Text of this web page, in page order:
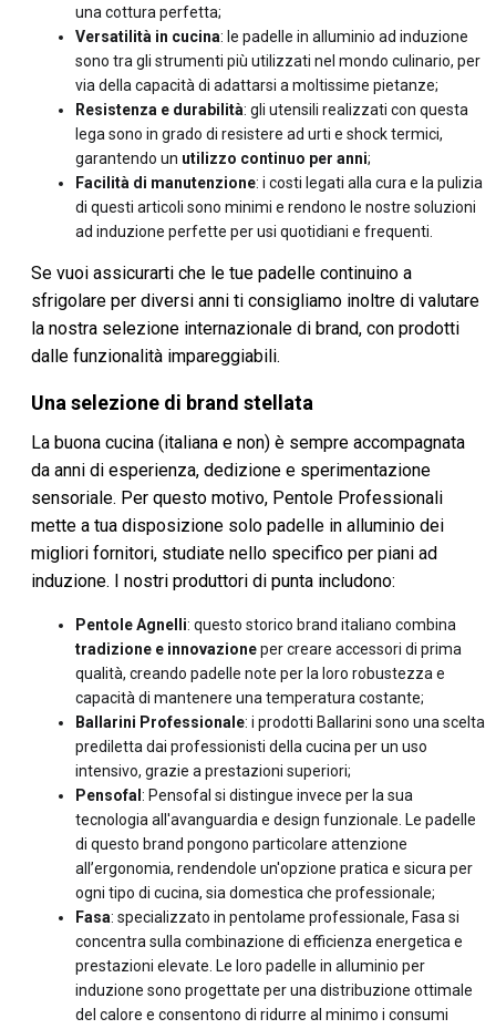
una cottura perfetta;
Versatilità in cucina: le padelle in alluminio ad induzione
sono tra gli strumenti più utilizzati nel mondo culinario, per
via della capacità di adattarsi a moltissime pietanze;
Resistenza e durabilità: gli utensili realizzati con questa
lega sono in grado di resistere ad urti e shock termici,
garantendo un utilizzo continuo per anni;
Facilità di manutenzione: i costi legati alla cura e la pulizia
di questi articoli sono minimi e rendono le nostre soluzioni
ad induzione perfette per usi quotidiani e frequenti.
Se vuoi assicurarti che le tue padelle continuino a
sfrigolare per diversi anni ti consigliamo inoltre di valutare
la nostra selezione internazionale di brand, con prodotti
dalle funzionalità impareggiabili.
Una selezione di brand stellata
La buona cucina (italiana e non) è sempre accompagnata
da anni di esperienza, dedizione e sperimentazione
sensoriale. Per questo motivo, Pentole Professionali
mette a tua disposizione solo padelle in alluminio dei
migliori fornitori, studiate nello specifico per piani ad
induzione. I nostri produttori di punta includono:
Pentole Agnelli: questo storico brand italiano combina
tradizione e innovazioneper creare accessori di prima
qualità, creando padelle note per la loro robustezza e
capacità di mantenere una temperatura costante;
Ballarini Professionale: i prodotti Ballarini sono una scelta
prediletta dai professionisti della cucina per un uso
intensivo, grazie a prestazioni superiori;
Pensofal : Pensofal si distingue invece per la sua
tecnologia all'avanguardia e design funzionale. Le padelle
di questo brand pongono particolare attenzione
all’ergonomia, rendendole un'opzione pratica e sicura per
ogni tipo di cucina, sia domestica che professionale;
Fasa: specializzato in pentolame professionale, Fasa si
concentra sulla combinazione di efficienza energetica e
prestazioni elevate. Le loro padelle in alluminio per
induzione sono progettate per una distribuzione ottimale
del calore e consentono di ridurre al minimo i consumi